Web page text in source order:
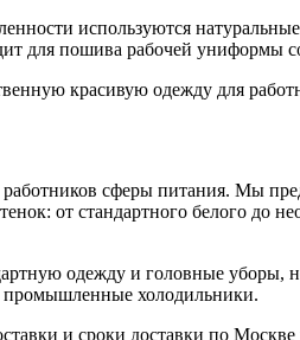
используются
для пошива рабочей
красивую одежду для
сферы питания. Мы
от стандартного белого до
одежду и головные уборы,
промышленные холодильники.
и сроки доставки по